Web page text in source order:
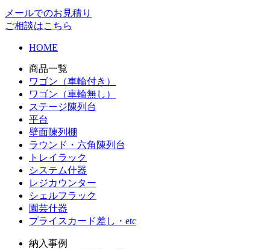
メールでのお見積り
ご相談はこちら
HOME
商品一覧
ワゴン（車輪付き）
ワゴン（車輪無し）
ステージ陳列台
平台
壁面陳列棚
ラウンド・六角陳列台
トレイラック
システム什器
レジカウンター
シェルフラック
園芸什器
プライスカード差し・etc
納入事例